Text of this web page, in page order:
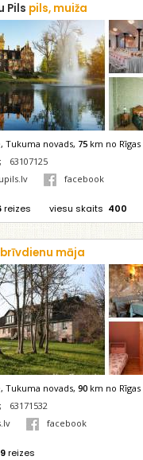
Pils pils, muiža
Tukuma novads, 75 km no Rīgas
;
63107125
facebook
reizes viesu skaits 400
brīvdienu māja
Tukuma novads, 90 km no Rīgas
;
63171532
facebook
reizes